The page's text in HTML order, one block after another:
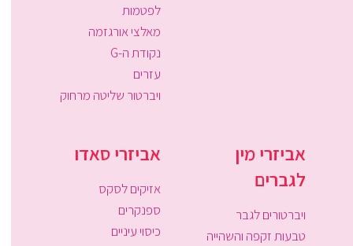
לפטמות
מאלצי אורגזמה
נקודת ה-G
עזרים
ויברטור שליטה מרחוק
אביזרי מין
לגברים
ויברטורים לגבר
טבעות זקפה והשהייה
אביזרי סאדו
אזיקים לסקס
ספנקרים
כיסוי עיניים